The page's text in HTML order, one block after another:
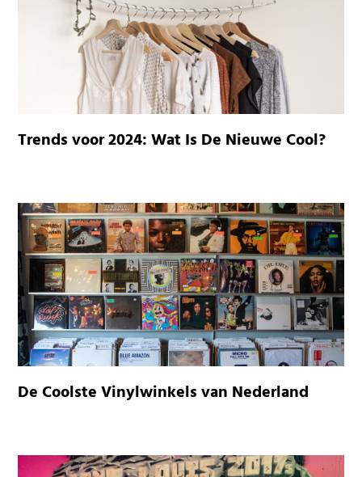
Trends voor 2024: Wat Is De Nieuwe Cool?
De Coolste Vinylwinkels van Nederland